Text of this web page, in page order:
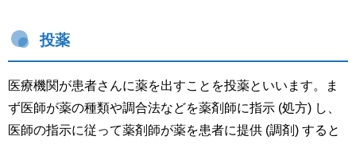
投薬
医療機関が患者さんに薬を出すことを投薬といいます。ま
ず医師が薬の種類や調合法などを薬剤師に指示 (処方) し、
医師の指示に従って薬剤師が薬を患者に提供 (調剤) すると